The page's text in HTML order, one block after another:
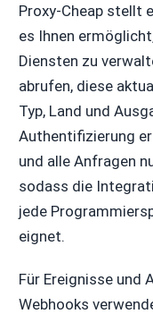
Proxy-Cheap stellt
es Ihnen
Diensten zu
abrufen, diese
Typ, Land und
Authentifizierung
und alle Anfragen
sodass die
jede
eignet.
Für Ereignisse und
Webhooks